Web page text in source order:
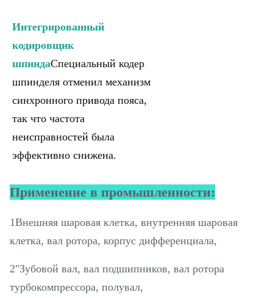
Интегрированный
кодировщик
шпиндаСпециальный кодер
шпинделя отменил механизм
синхронного привода пояса,
так что частота
неисправностей была
эффективно снижена.
Применение в промышленности:
1Внешняя шаровая клетка, внутренняя шаровая
клетка, вал ротора, корпус дифференциала,
2"Зубовой вал, вал подшипников, вал ротора
турбокомпрессора, полувал,